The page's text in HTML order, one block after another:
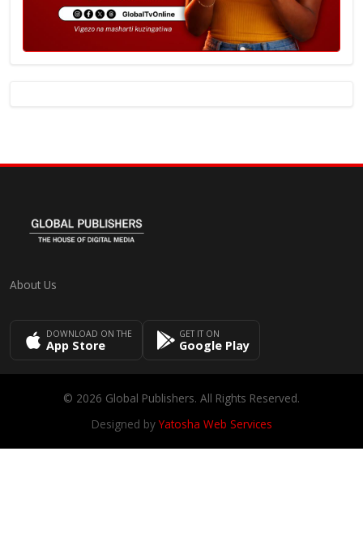
About Us
DOWNLOAD ON THE
App Store
GET IT ON
Google Play
© 2026 Global Publishers. All Rights Reserved.
Designed byYatosha Web Services